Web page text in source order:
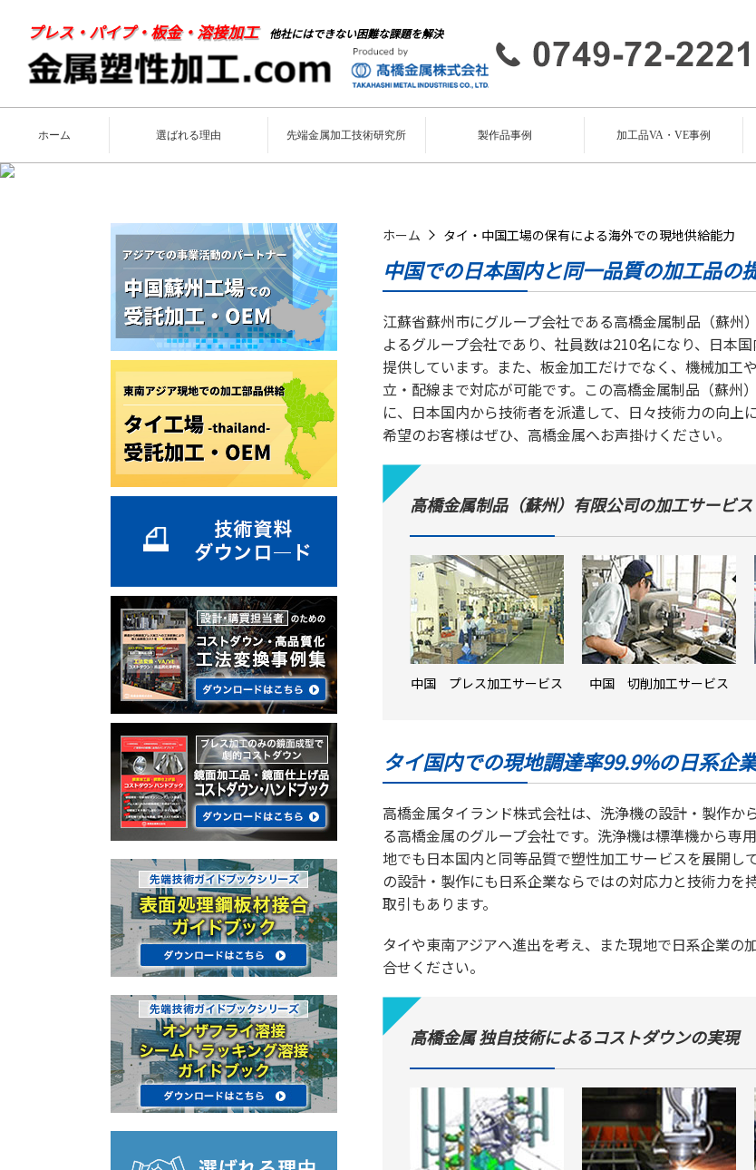
プレス・パイプ・板金・溶接加工他社にはできない困難な課題を解決
ホーム 選ばれる理由 先端金属加工技術研究所 製作品事例 加工品VA・VE事例
ホーム タイ・中国工場の保有による海外での現地供給能力
中国での日本国内と同一品質の加工品の
江蘇省蘇州市にグループ会社である高橋金属制品（蘇
よるグループ会社であり、社員数は210名になり、日本
提供しています。また、板金加工だけでなく、機械加
立・配線まで対応が可能です。この高橋金属制品（蘇州
に、日本国内から技術者を派遣して、日々技術力の向
希望のお客様はぜひ、高橋金属へお声掛けください。
高橋金属制品（蘇州）有限公司の加工サービス
中国 プレス加工サービス 中国 切削加工サービス
タイ国内での現地調達率99.9%の日系企
高橋金属タイランド株式会社は、洗浄機の設計・製作
る高橋金属のグループ会社です。洗浄機は標準機から専
地でも日本国内と同等品質で塑性加工サービスを展開し
の設計・製作にも日系企業ならではの対応力と技術力
取引もあります。
タイや東南アジアへ進出を考え、また現地で日系企業
合せください。
高橋金属 独自技術によるコストダウンの実現